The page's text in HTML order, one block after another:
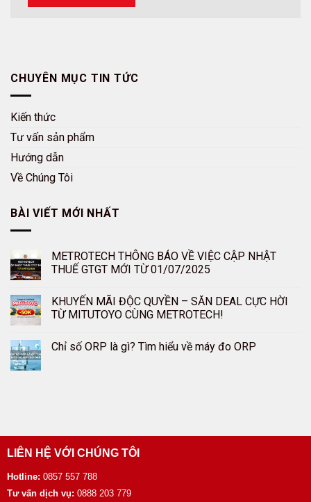
CHUYÊN MỤC TIN TỨC
Kiến thức
Tư vấn sản phẩm
Hướng dẫn
Về Chúng Tôi
BÀI VIẾT MỚI NHẤT
METROTECH THÔNG BÁO VỀ VIỆC CẬP NHẬT
THUẾ GTGT MỚI TỪ 01/07/2025
KHUYẾN MÃI ĐỘC QUYỀN – SĂN DEAL CỰC HỜI
TỪ MITUTOYO CÙNG METROTECH!
Chỉ số ORP là gì? Tìm hiểu về máy đo ORP
LIÊN HỆ VỚI CHÚNG TÔI
Hotline: 0857 557 788
Tư vấn dịch vụ: 0888 203 779